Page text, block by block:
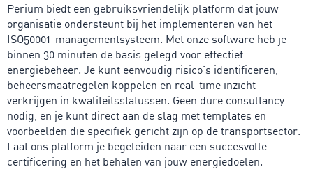
Perium biedt een gebruiksvriendelijk platform dat jouw
organisatie ondersteunt bij het implementeren van het
ISO50001-managementsysteem. Met onze software heb je
binnen 30 minuten de basis gelegd voor effectief
energiebeheer. Je kunt eenvoudig risico’s identificeren,
beheersmaatregelen koppelen en real-time inzicht
verkrijgen in kwaliteitsstatussen. Geen dure consultancy
nodig, en je kunt direct aan de slag met templates en
voorbeelden die specifiek gericht zijn op de transportsector.
Laat ons platform je begeleiden naar een succesvolle
certificering en het behalen van jouw energiedoelen.